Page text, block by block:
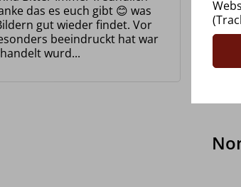
das es euch gibt 😊 was
gut wieder findet. Vor
beeindruckt hat war
wurd...